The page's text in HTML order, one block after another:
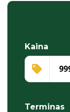
Kaina
Terminas